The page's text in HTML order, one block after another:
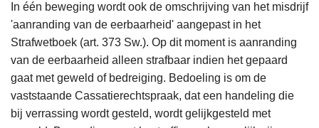
In één beweging wordt ook de omschrijving van het misdrijf
'aanranding van de eerbaarheid' aangepast in het
Strafwetboek (art. 373 Sw.). Op dit moment is aanranding
van de eerbaarheid alleen strafbaar indien het gepaard
gaat met geweld of bedreiging. Bedoeling is om de
vaststaande Cassatierechtspraak, dat een handeling die
bij verrassing wordt gesteld, wordt gelijkgesteld met